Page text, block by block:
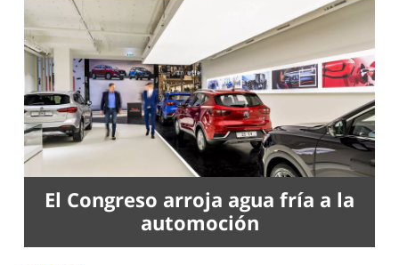
El Congreso arroja agua fría a la
automoción